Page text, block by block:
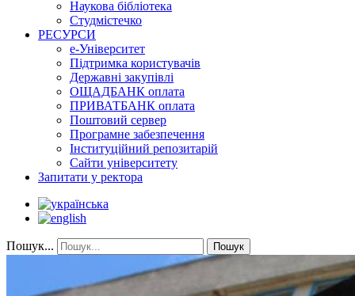
Наукова бібліотека
Студмістечко
РЕСУРСИ
е-Університет
Підтримка користувачів
Державні закупівлі
ОЩАДБАНК оплата
ПРИВАТБАНК оплата
Поштовий сервер
Програмне забезпечення
Інституційний репозитарій
Сайти університету
Запитати у ректора
Пошук... Пошук